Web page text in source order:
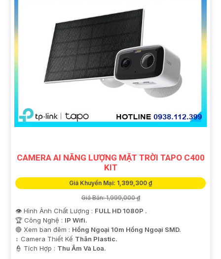
CAMERA AI NĂNG LƯỢNG MẶT TRỜI TAPO C400
KIT
Giá Khuyến Mại: 1,399,300 ₫
Giá Bán: 1,999,000 ₫
👁 Hình Ành Chất Lượng : FULL HD 1080P .
🏆 Công Nghệ : IP Wifi.
🔴 Xem ban đêm : Hồng Ngoại 10m Hồng Ngoại SMD.
↕️ Camera Thiết Kế Thân Plastic.
️👮 Tích Hợp : Thu Âm Và Loa.